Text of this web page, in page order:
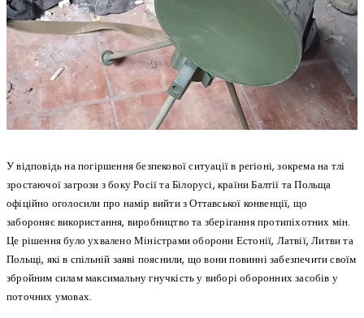
У відповідь на погіршення безпекової ситуації в регіоні, зокрема на тлі
зростаючої загрози з боку Росії та Білорусі, країни Балтії та Польща
офіційно оголосили про намір вийти з Оттавської конвенції, що
забороняє використання, виробництво та зберігання протипіхотних мін.
Це рішення було ухвалено Міністрами оборони Естонії, Латвії, Литви та
Польщі, які в спільній заяві пояснили, що вони повинні забезпечити своїм
збройним силам максимальну гнучкість у виборі оборонних засобів у
поточних умовах.